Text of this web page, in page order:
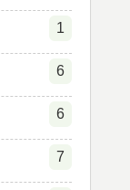
1
6
6
7